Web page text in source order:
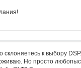
к выбору
Но просто